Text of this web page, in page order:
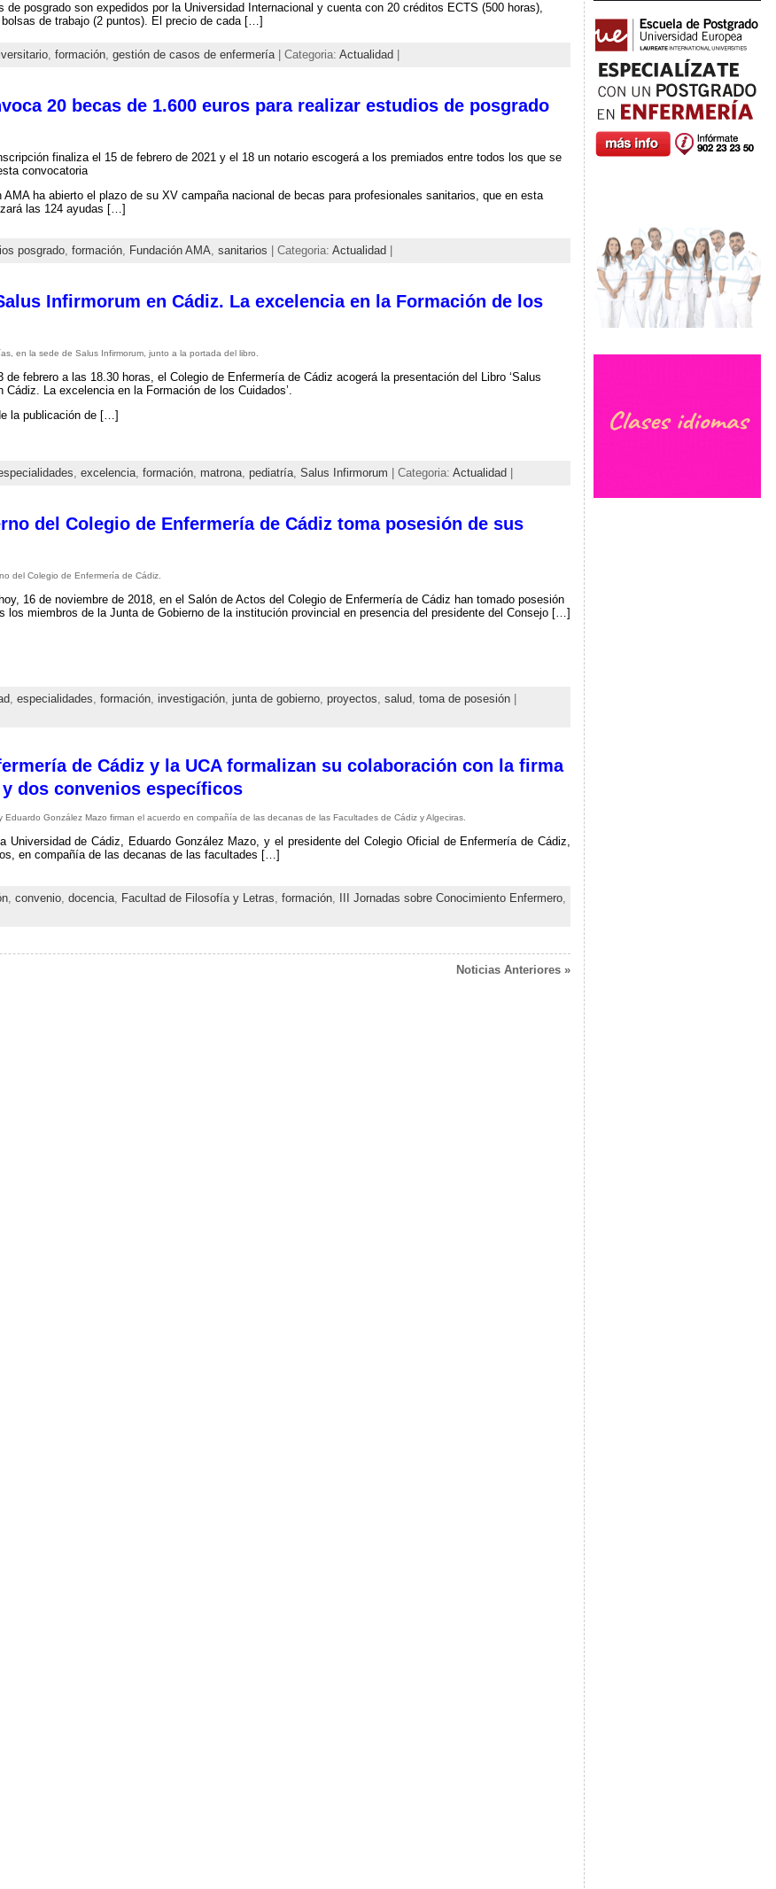
de posgrado son expedidos por la Universidad Internacional y cuenta con 20 créditos ECTS (500 horas),
de trabajo (2 puntos). El precio de cada […]
, formación, gestión de casos de enfermería| Categoria: Actualidad|
20 becas de 1.600 euros para realizar estudios de posgrado
finaliza el 15 de febrero de 2021 y el 18 un notario escogerá a los premiados entre todos los que se
convocatoria
AMA ha abierto el plazo de su XV campaña nacional de becas para profesionales sanitarios, que en esta
las 124 ayudas […]
posgrado, formación, Fundación AMA, sanitarios | Categoria: Actualidad
Infirmorum en Cádiz. La excelencia en la Formación de los
en la sede de Salus Infirmorum, junto a la portada del libro.
de febrero a las 18.30 horas, el Colegio de Enfermería de Cádiz acogerá la presentación del Libro ‘Salus
Cádiz. La excelencia en la Formación de los Cuidados’.
la publicación de […]
, excelencia, formación, matrona, pediatría, Salus Infirmorum | Categoria: Actualidad
del Colegio de Enfermería de Cádiz toma posesión de sus
del Colegio de Enfermería de Cádiz.
16 de noviembre de 2018, en el Salón de Actos del Colegio de Enfermería de Cádiz han tomado posesión
los miembros de la Junta de Gobierno de la institución provincial en presencia del presidente del Consejo […]
, especialidades, formación, investigación, junta de gobierno, proyectos, salud, toma de posesión|
de Cádiz y la UCA formalizan su colaboración con la firma
dos convenios específicos
Eduardo González Mazo firman el acuerdo en compañía de las decanas de las Facultades de Cádiz y Algeciras.
Universidad de Cádiz, Eduardo González Mazo, y el presidente del Colegio Oficial de Enfermería de Cádiz,
en compañía de las decanas de las facultades […]
, convenio, docencia, Facultad de Filosofía y Letras formación, III Jornadas sobre Conocimiento Enfermero,
Noticias Anteriores »